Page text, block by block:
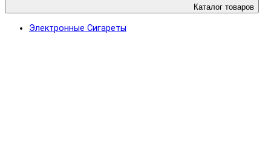
Каталог товаров
Электронные Сигареты